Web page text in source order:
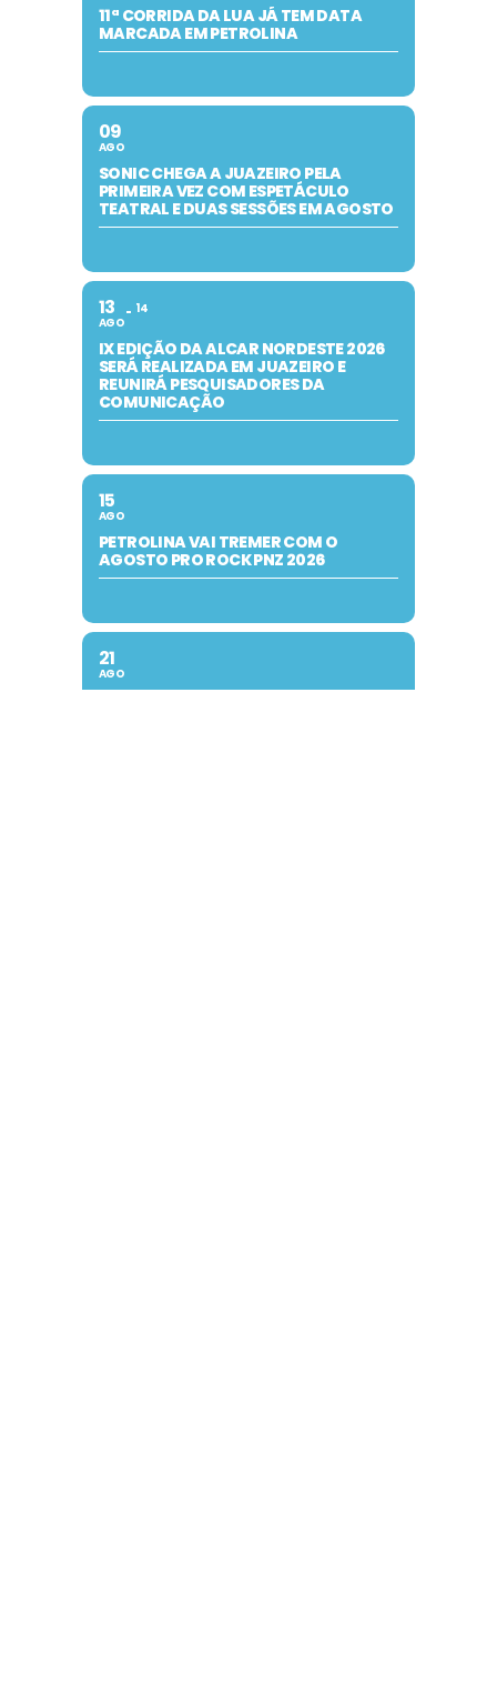
11ª CORRIDA DA LUA JÁ TEM DATA
MARCADA EM PETROLINA
09
AGO
SONIC CHEGA A JUAZEIRO PELA
PRIMEIRA VEZ COM ESPETÁCULO
TEATRAL E DUAS SESSÕES EM AGOSTO
13
AGO
14
IX EDIÇÃO DA ALCAR NORDESTE 2026
SERÁ REALIZADA EM JUAZEIRO E
REUNIRÁ PESQUISADORES DA
COMUNICAÇÃO
15
AGO
PETROLINA VAI TREMER COM O
AGOSTO PRO ROCK PNZ 2026
21
AGO